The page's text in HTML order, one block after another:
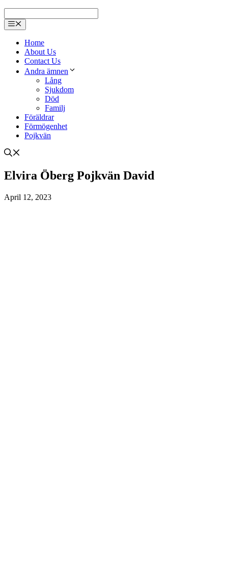
Menu
Home
About Us
Contact Us
Andra ämnen
Lång
Sjukdom
Död
Familj
Föräldrar
Förmögenhet
Pojkvän
Elvira Öberg Pojkvän David
April 12, 2023